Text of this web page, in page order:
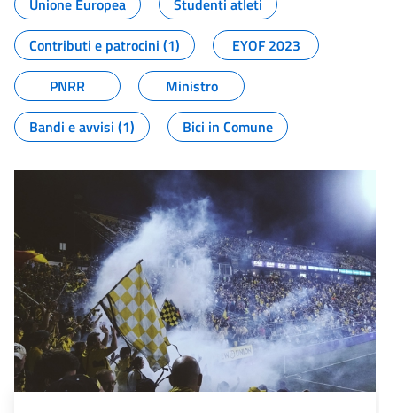
Unione Europea
Studenti atleti
Contributi e patrocini (1)
EYOF 2023
PNRR
Ministro
Bandi e avvisi (1)
Bici in Comune